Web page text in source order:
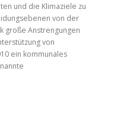
und die Klimaziele zu
von der
große Anstrengungen
von
ein kommunales